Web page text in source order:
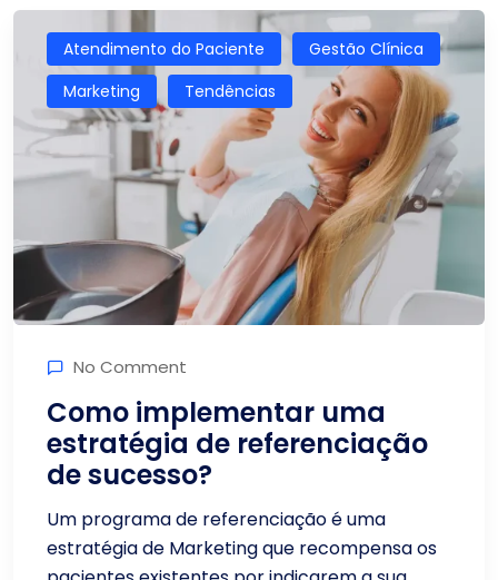
Atendimento do Paciente
Gestão Clínica
Marketing
Tendências
No Comment
Como implementar uma
estratégia de referenciação
de sucesso?
Um programa de referenciação é uma
estratégia de Marketing que recompensa os